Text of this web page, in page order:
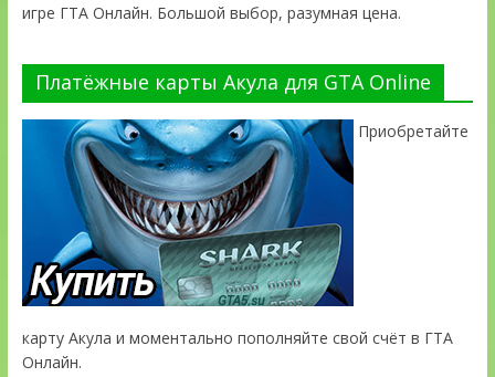
игре ГТА Онлайн. Большой выбор, разумная цена.
Платёжные карты Акула для GTA Online
Приобретайте
карту Акула и моментально пополняйте свой счёт в ГТА
Онлайн.